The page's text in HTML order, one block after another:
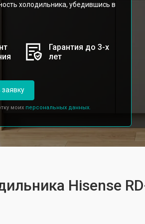
холодильника, убедившись в
Гарантия до 3-х
лет
моих персональных данных.
Hisense